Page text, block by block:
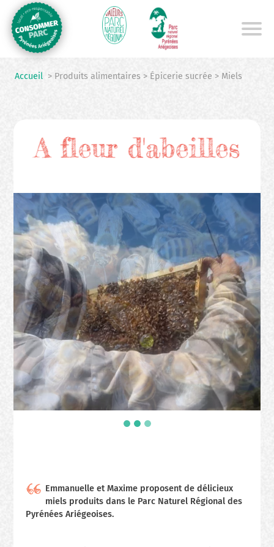
contenu
principal
Accueil > Produits alimentaires > Épicerie sucrée > Miels
Emmanuelle et Maxime proposent de délicieux
miels produits dans le Parc Naturel Régional des
Pyrénées Ariégeoises.
A fleur d'abeilles